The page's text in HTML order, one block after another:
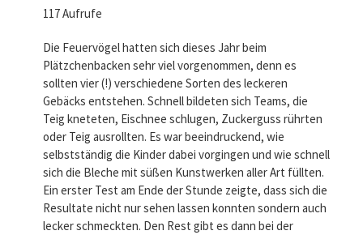
117 Aufrufe
Die Feuervögel hatten sich dieses Jahr beim
Plätzchenbacken sehr viel vorgenommen, denn es
sollten vier (!) verschiedene Sorten des leckeren
Gebäcks entstehen. Schnell bildeten sich Teams, die
Teig kneteten, Eischnee schlugen, Zuckerguss rührten
oder Teig ausrollten. Es war beeindruckend, wie
selbstständig die Kinder dabei vorgingen und wie schnell
sich die Bleche mit süßen Kunstwerken aller Art füllten.
Ein erster Test am Ende der Stunde zeigte, dass sich die
Resultate nicht nur sehen lassen konnten sondern auch
lecker schmeckten. Den Rest gibt es dann bei der